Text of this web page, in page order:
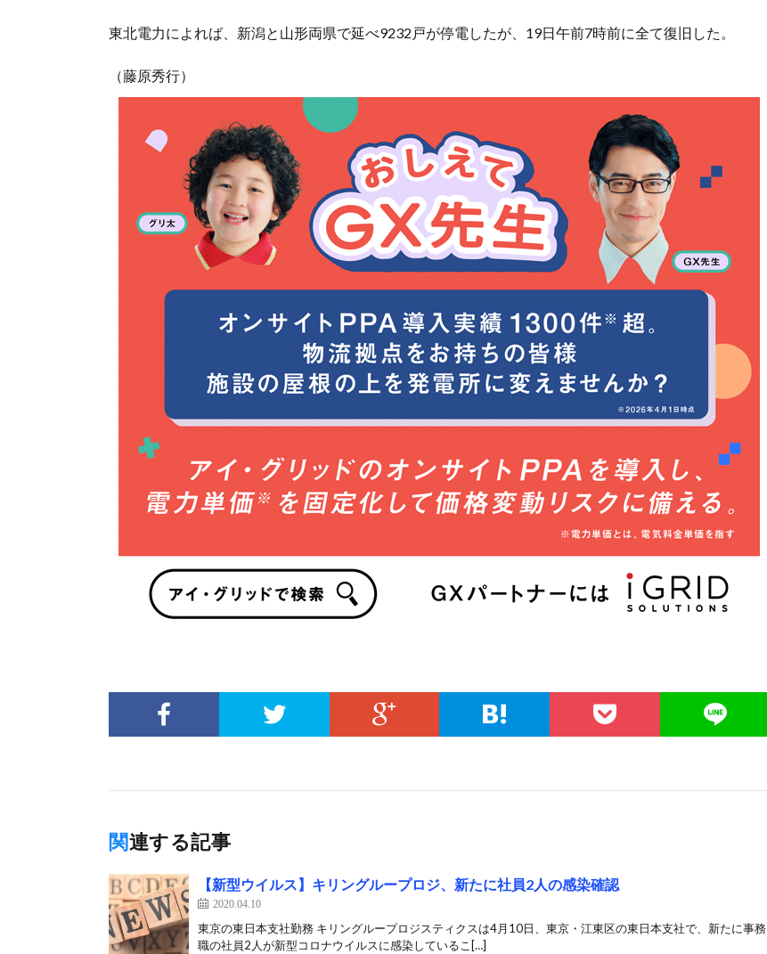
東北電力によれば、新潟と山形両県で延べ9232戸が停電したが、19日午前7時前に全て復旧した。
（藤原秀行）
関連する記事
【新型ウイルス】キリングループロジ、新たに社員2人の感染確認
2020.04.10
東京の東日本支社勤務 キリングループロジスティクスは4月10日、東京・江東区の東日本支社で、新たに事務
職の社員2人が新型コロナウイルスに感染しているこ[…]